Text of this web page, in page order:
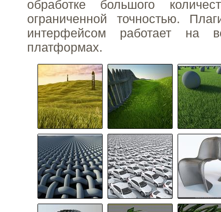
обработке большого
ограниченной точностью.
интерфейсом работает на
платформах.